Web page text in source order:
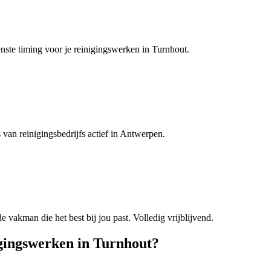
timing voor je reinigingswerken in Turnhout.
reinigingsbedrijfs actief in Antwerpen.
vakman die het best bij jou past. Volledig vrijblijvend.
in Turnhout?